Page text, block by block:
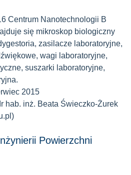
Centrum Nanotechnologii B
się mikroskop biologiczny
zasilacze laboratoryjne,
wagi laboratoryjne,
suszarki laboratoryjne,
2015
hab. inż. Beata Świeczko-Żurek
Powierzchni